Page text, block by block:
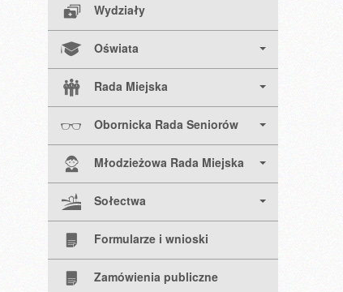
Wydziały
Oświata
Rada Miejska
Obornicka Rada Seniorów
Młodzieżowa Rada Miejska
Sołectwa
Formularze i wnioski
Zamówienia publiczne